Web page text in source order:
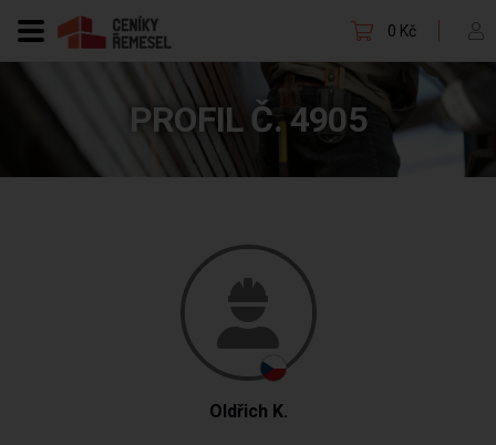
0 Kč
PROFIL Č. 4905
Oldřich K.